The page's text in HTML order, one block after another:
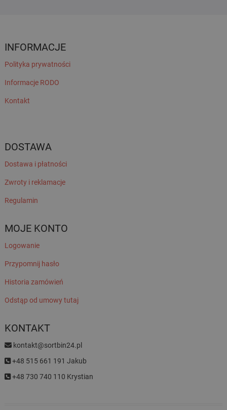
INFORMACJE
Polityka prywatności
Informacje RODO
Kontakt
DOSTAWA
Dostawa i płatności
Zwroty i reklamacje
Regulamin
MOJE KONTO
Logowanie
Przypomnij hasło
Historia zamówień
Odstąp od umowy tutaj
KONTAKT
kontakt@sortbin24.pl
+48 515 661 191 Jakub
+48 730 740 110 Krystian